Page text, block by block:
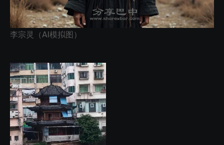
李宗灵（AI模拟图）